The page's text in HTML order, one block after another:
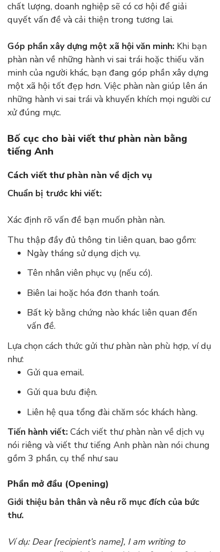
chất lượng, doanh nghiệp sẽ có cơ hội để giải
quyết vấn đề và cải thiện trong tương lai.
Góp phần xây dựng một xã hội văn minh: Khi bạn
phàn nàn về những hành vi sai trái hoặc thiếu văn
minh của người khác, bạn đang góp phần xây dựng
một xã hội tốt đẹp hơn. Việc phàn nàn giúp lên án
những hành vi sai trái và khuyến khích mọi người cư
xử đúng mực.
Bố cục cho bài viết thư phàn nàn bằng
tiếng Anh
Cách viết thư phàn nàn về dịch vụ
Chuẩn bị trước khi viết:
Xác định rõ vấn đề bạn muốn phàn nàn.
Thu thập đầy đủ thông tin liên quan, bao gồm:
Ngày tháng sử dụng dịch vụ.
Tên nhân viên phục vụ (nếu có).
Biên lai hoặc hóa đơn thanh toán.
Bất kỳ bằng chứng nào khác liên quan đến
vấn đề.
Lựa chọn cách thức gửi thư phàn nàn phù hợp, ví dụ
như:
Gửi qua email.
Gửi qua bưu điện.
Liên hệ qua tổng đài chăm sóc khách hàng.
Tiến hành viết: Cách viết thư phàn nàn về dịch vụ
nói riêng và viết thư tiếng Anh phàn nàn nói chung
gồm 3 phần, cụ thể như sau
Phần mở đầu (Opening)
Giới thiệu bản thân và nêu rõ mục đích của bức
thư.
Ví dụ: Dear [recipient’s name], I am writing to